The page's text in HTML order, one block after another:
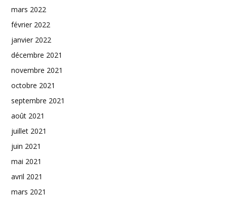
mars 2022
février 2022
janvier 2022
décembre 2021
novembre 2021
octobre 2021
septembre 2021
août 2021
juillet 2021
juin 2021
mai 2021
avril 2021
mars 2021